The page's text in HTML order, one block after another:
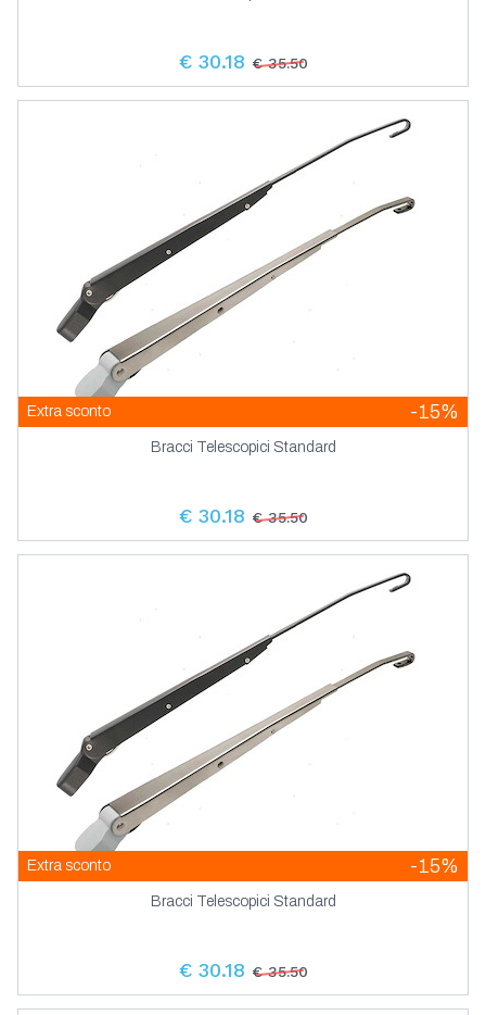
€ 30.18 € 35.50
Extra sconto -15%
Bracci Telescopici Standard
€ 30.18 € 35.50
Extra sconto -15%
Bracci Telescopici Standard
€ 30.18 € 35.50